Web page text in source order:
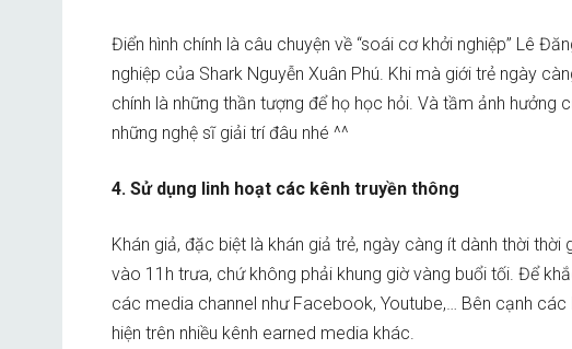
Điển hình chính là câu chuyện về “soái cơ khởi nghiệp” Lê
nghiệp của Shark Nguyễn Xuân Phú. Khi mà giới trẻ ngày
chính là những thần tượng để họ học hỏi. Và tầm ảnh hưởng
những nghệ sĩ giải trí đâu nhé ^^
4. Sử dụng linh hoạt các kênh truyền thông
Khán giả, đặc biệt là khán giả trẻ, ngày càng ít dành thời
vào 11h trưa, chứ không phải khung giờ vàng buổi tối. Để
các media channel như Facebook, Youtube,… Bên cạnh
hiện trên nhiều kênh earned media khác.